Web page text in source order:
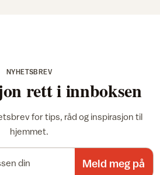
NYHETSBREV
rett i innboksen
for tips, råd og inspirasjon til
hjemmet.
Meld meg på